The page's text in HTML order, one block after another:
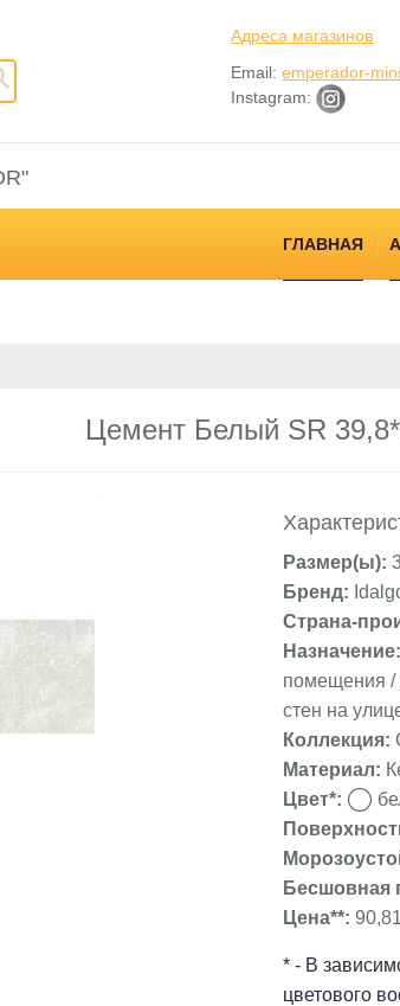
Адреса магазинов
Email: emperador-
Instagram:
ГЛАВНАЯ
Цемент Белый SR
Размер(ы):
Бренд:
Страна-
Назначение:
помещения /
стен на
Коллекция:
Материал:
Цвет*:
Бесшовная
Цена**:
* - В
цветового